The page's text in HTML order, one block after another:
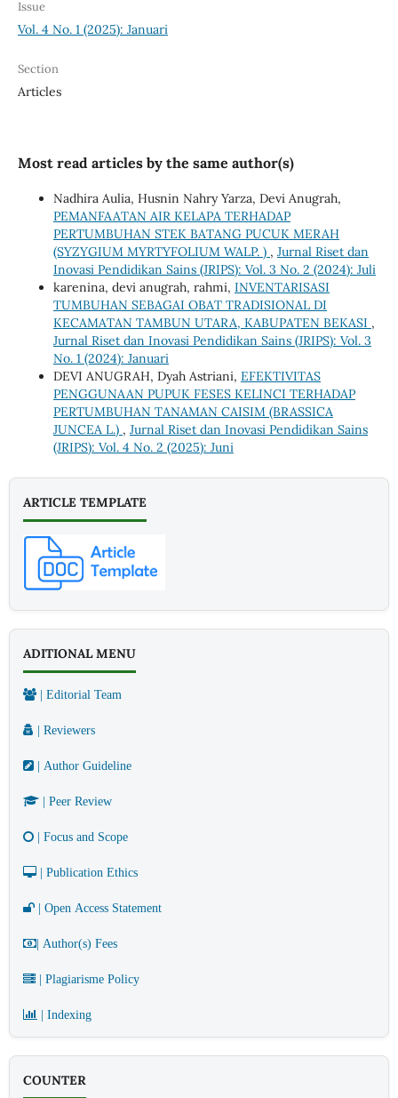
Issue
Vol. 4 No. 1 (2025): Januari
Section
Articles
Most read articles by the same author(s)
Nadhira Aulia, Husnin Nahry Yarza, Devi Anugrah,
PEMANFAATAN AIR KELAPA TERHADAP
PERTUMBUHAN STEK BATANG PUCUK MERAH
(SYZYGIUM MYRTYFOLIUM WALP. ) , Jurnal Riset dan
Inovasi Pendidikan Sains (JRIPS): Vol. 3 No. 2 (2024): Juli
karenina, devi anugrah, rahmi, INVENTARISASI
TUMBUHAN SEBAGAI OBAT TRADISIONAL DI
KECAMATAN TAMBUN UTARA, KABUPATEN BEKASI ,
Jurnal Riset dan Inovasi Pendidikan Sains (JRIPS): Vol. 3
No. 1 (2024): Januari
DEVI ANUGRAH, Dyah Astriani, EFEKTIVITAS
PENGGUNAAN PUPUK FESES KELINCI TERHADAP
PERTUMBUHAN TANAMAN CAISIM (BRASSICA
JUNCEA L.) , Jurnal Riset dan Inovasi Pendidikan Sains
(JRIPS): Vol. 4 No. 2 (2025): Juni
ARTICLE TEMPLATE
ADITIONAL MENU
| Editorial Team
| Reviewers
| Author Guideline
| Peer Review
| Focus and Scope
| Publication Ethics
| Open Access Statement
| Author(s) Fees
| Plagiarisme Policy
| Indexing
COUNTER